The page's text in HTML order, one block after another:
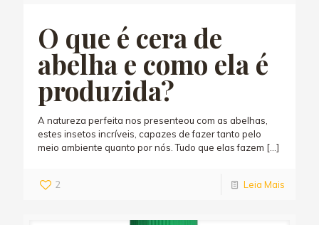
O que é cera de
abelha e como ela é
produzida?
A natureza perfeita nos presenteou com as abelhas,
estes insetos incríveis, capazes de fazer tanto pelo
meio ambiente quanto por nós. Tudo que elas fazem […]
2 Leia Mais